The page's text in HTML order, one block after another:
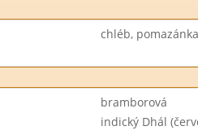
chléb,
bramborová
indický Dhál